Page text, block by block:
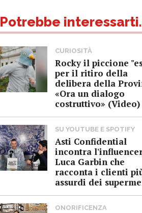
Potrebbe
CURIOSITÀ
Rocky il piccione
per il ritiro della
delibera della
«Ora un dialogo
costruttivo» (Video)
SU YOUTUBE E SPOTIFY
Asti Confidential
incontra
Luca Garbin che
racconta i clienti
assurdi dei
ONORIFICENZA